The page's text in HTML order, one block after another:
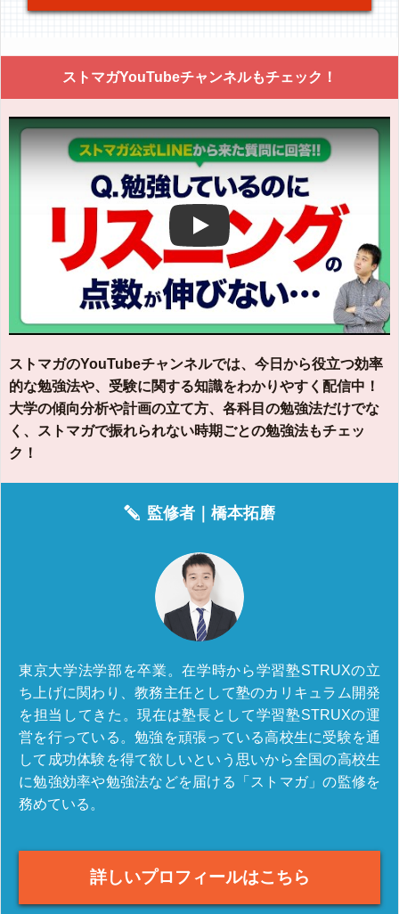
ストマガYouTubeチャンネルもチェック！
Play
ストマガのYouTubeチャンネルでは、今日から役立つ効率
的な勉強法や、受験に関する知識をわかりやすく配信中！
大学の傾向分析や計画の立て方、各科目の勉強法だけでな
く、ストマガで振れられない時期ごとの勉強法もチェッ
ク！
監修者｜橋本拓磨
東京大学法学部を卒業。在学時から学習塾STRUXの立
ち上げに関わり、教務主任として塾のカリキュラム開発
を担当してきた。現在は塾長として学習塾STRUXの運
営を行っている。勉強を頑張っている高校生に受験を通
して成功体験を得て欲しいという思いから全国の高校生
に勉強効率や勉強法などを届ける「ストマガ」の監修を
務めている。
詳しいプロフィールはこちら